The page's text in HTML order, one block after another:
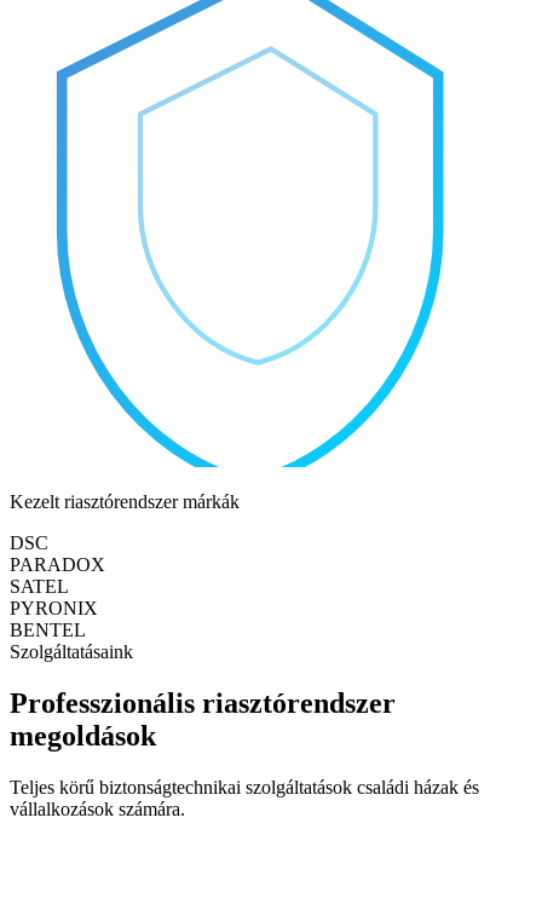
Kezelt riasztórendszer márkák
DSC
PARADOX
SATEL
PYRONIX
BENTEL
Szolgáltatásaink
Professzionális riasztórendszer
megoldások
Teljes körű biztonságtechnikai szolgáltatások családi házak és
vállalkozások számára.